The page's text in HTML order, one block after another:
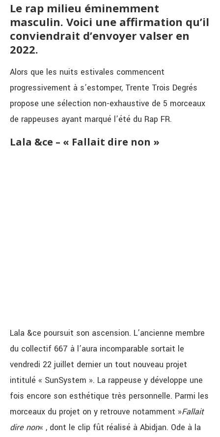
Le rap milieu éminemment
masculin. Voici une affirmation qu’il
conviendrait d’envoyer valser en
2022.
Alors que les nuits estivales commencent
progressivement à s’estomper, Trente Trois Degrés
propose une sélection non-exhaustive de 5 morceaux
de rappeuses ayant marqué l’été du Rap FR.
Lala &ce – « Fallait dire non »
Lala &ce poursuit son ascension. L’ancienne membre
du collectif 667 à l’aura incomparable sortait le
vendredi 22 juillet dernier un tout nouveau projet
intitulé « SunSystem ». La rappeuse y développe une
fois encore son esthétique très personnelle. Parmi les
morceaux du projet on y retrouve notamment »Fallait
dire non« , dont le clip fût réalisé à Abidjan. Ode à la